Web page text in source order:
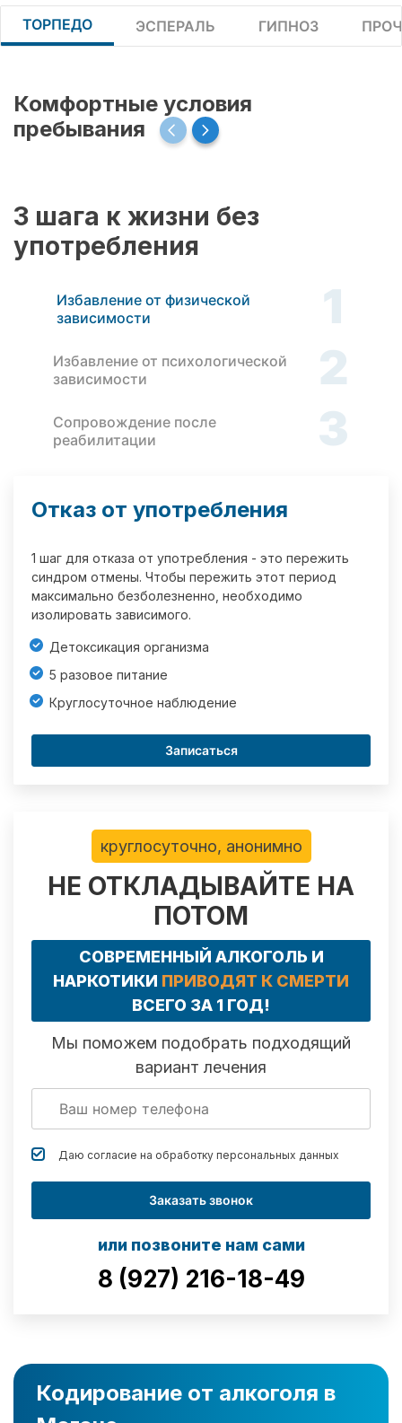
ТОРПЕДО ЭСПЕРАЛЬ ГИПНОЗ
Комфортные условия
пребывания
3 шага к жизни без
употребления
Избавление от физической
зависимости
1
Избавление от психологической
зависимости
2
Сопровождение после
реабилитации
3
Отказ от употребления
1 шаг для отказа от употребления - это пережить
синдром отмены. Чтобы пережить этот период
максимально безболезненно, необходимо
изолировать зависимого.
Детоксикация организма
5 разовое питание
Круглосуточное наблюдение
Записаться
круглосуточно, анонимно
НЕ ОТКЛАДЫВАЙТЕ НА
ПОТОМ
СОВРЕМЕННЫЙ АЛКОГОЛЬ И
НАРКОТИКИ ПРИВОДЯТ К СМЕРТИ
ВСЕГО ЗА 1 ГОД!
Мы поможем подобрать подходящий
вариант лечения
Даю согласие на обработку персональных данных
Заказать звонок
или позвоните нам сами
8 (927) 216-18-49
Кодирование от алкоголя в